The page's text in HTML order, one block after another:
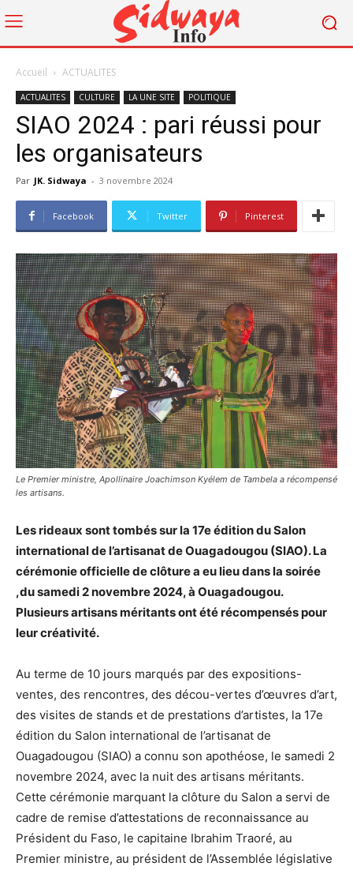
Accueil ACTUALITES
ACTUALITES CULTURE LA UNE SITE POLITIQUE
SIAO 2024 : pari réussi pour
les organisateurs
Par JK. Sidwaya - 3 novembre 2024
Facebook Twitter Pinterest
Le Premier ministre, Apollinaire Joachimson Kyélem de Tambela a récompensé
les artisans.
Les rideaux sont tombés sur la 17e édition du Salon
international de l’artisanat de Ouagadougou (SIAO). La
cérémonie officielle de clôture a eu lieu dans la soirée
,du samedi 2 novembre 2024, à Ouagadougou.
Plusieurs artisans méritants ont été récompensés pour
leur créativité.
Au terme de 10 jours marqués par des expositions-
ventes, des rencontres, des décou-vertes d’œuvres d’art,
des visites de stands et de prestations d’artistes, la 17e
édition du Salon international de l’artisanat de
Ouagadougou (SIAO) a connu son apothéose, le samedi 2
novembre 2024, avec la nuit des artisans méritants.
Cette cérémonie marquant la clôture du Salon a servi de
cadre de remise d’attestations de reconnaissance au
Président du Faso, le capitaine Ibrahim Traoré, au
Premier ministre, au président de l’Assemblée législative